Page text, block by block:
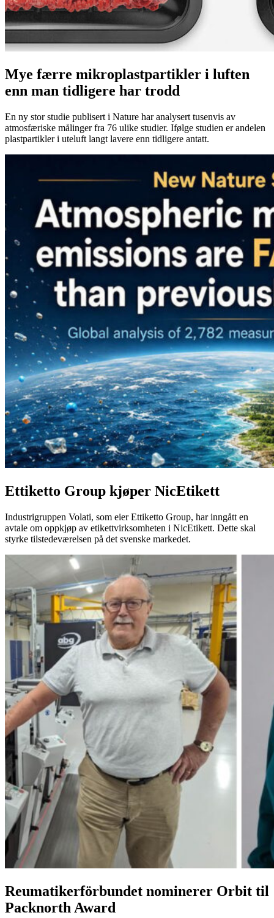
Mye færre mikroplastpartikler i luften
enn man tidligere har trodd
En ny stor studie publisert i Nature har analysert tusenvis av
atmosfæriske målinger fra 76 ulike studier. Ifølge studien er andelen
plastpartikler i uteluft langt lavere enn tidligere antatt.
Ettiketto Group kjøper NicEtikett
Industrigruppen Volati, som eier Ettiketto Group, har inngått en
avtale om oppkjøp av etikettvirksomheten i NicEtikett. Dette skal
styrke tilstedeværelsen på det svenske markedet.
Reumatikerförbundet nominerer Orbit til
Packnorth Award